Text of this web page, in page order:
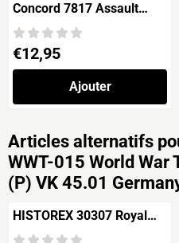
Concord 7817 Assault
'Armored & Heliborne
Warfare' Volume 17
Prix: 12,95
€12,95
Ajouter
Articles alternatifs
WWT-015 World War
(P) VK 45.01
HISTOREX 30307 Royal
Horse Artillery 1815